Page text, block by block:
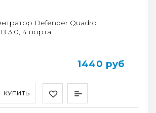
КУПИТЬ
Defender Quadro
3.0, 4 порта
1440 руб